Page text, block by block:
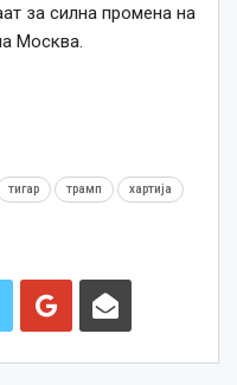
за силна промена на
Москва.
тигар трамп хартија